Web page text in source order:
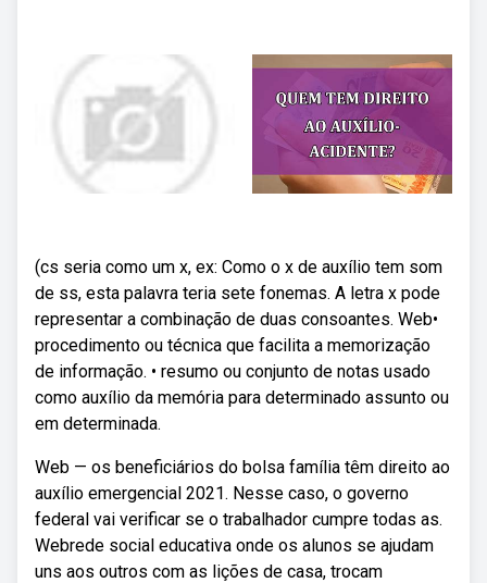
(cs seria como um x, ex: Como o x de auxílio tem som
de ss, esta palavra teria sete fonemas. A letra x pode
representar a combinação de duas consoantes. Web•
procedimento ou técnica que facilita a memorização
de informação. • resumo ou conjunto de notas usado
como auxílio da memória para determinado assunto ou
em determinada.
Web — os beneficiários do bolsa família têm direito ao
auxílio emergencial 2021. Nesse caso, o governo
federal vai verificar se o trabalhador cumpre todas as.
Webrede social educativa onde os alunos se ajudam
uns aos outros com as lições de casa, trocam